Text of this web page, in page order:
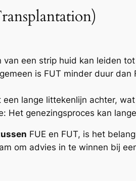
een strip huid kan leiden
is FUT minder duur
lange littekenlijn achter,
Het genezingsproces kan
FUE en FUT, is het
om advies in te winnen bij